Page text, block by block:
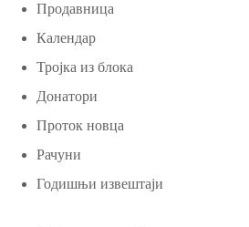
Продавница
Календар
Тројка из блока
Донатори
Проток новца
Рачуни
Годишњи извештаји